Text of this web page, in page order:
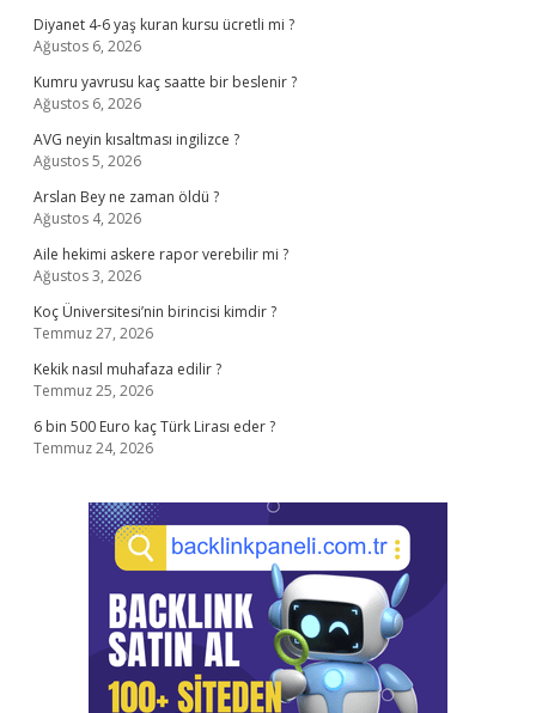
Diyanet 4-6 yaş kuran kursu ücretli mi ?
Ağustos 6, 2026
Kumru yavrusu kaç saatte bir beslenir ?
Ağustos 6, 2026
AVG neyin kısaltması ingilizce ?
Ağustos 5, 2026
Arslan Bey ne zaman öldü ?
Ağustos 4, 2026
Aile hekimi askere rapor verebilir mi ?
Ağustos 3, 2026
Koç Üniversitesi’nin birincisi kimdir ?
Temmuz 27, 2026
Kekik nasıl muhafaza edilir ?
Temmuz 25, 2026
6 bin 500 Euro kaç Türk Lirası eder ?
Temmuz 24, 2026